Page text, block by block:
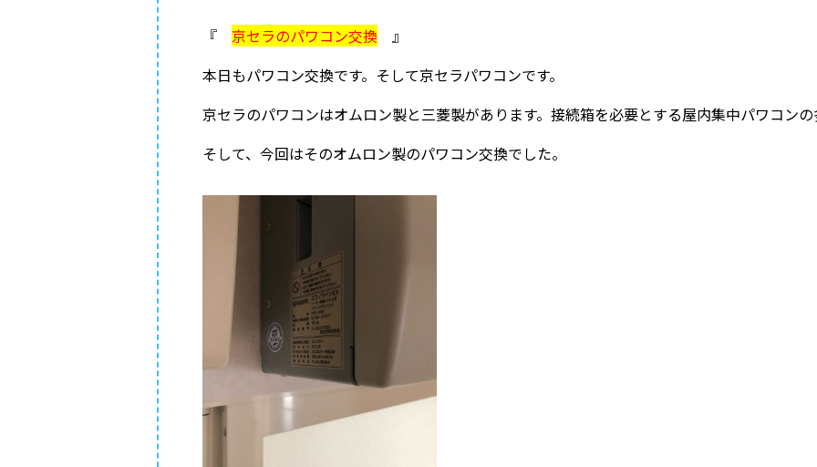
『 京セラのパワコン交換 』
本日もパワコン交換です。そして京セラパワコンです。
京セラのパワコンはオムロン製と三菱製があります。接続箱を必要とする屋内集中パワコン
そして、今回はそのオムロン製のパワコン交換でした。